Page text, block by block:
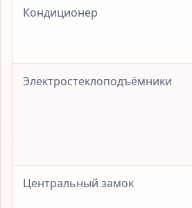
Кондиционер
Электростеклоподъёмники
Центральный замок